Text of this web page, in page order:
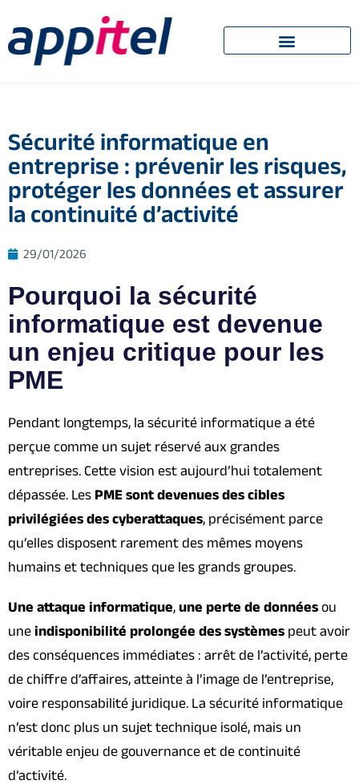
Sécurité informatique en
entreprise : prévenir les risques,
protéger les données et assurer
la continuité d’activité
29/01/2026
Pourquoi la sécurité
informatique est devenue
un enjeu critique pour les
PME
Pendant longtemps, la sécurité informatique a été
perçue comme un sujet réservé aux grandes
entreprises. Cette vision est aujourd’hui totalement
dépassée. Les PME sont devenues des cibles
privilégiées des cyberattaques, précisément parce
qu’elles disposent rarement des mêmes moyens
humains et techniques que les grands groupes.
Une attaque informatique, une perte de données ou
une indisponibilité prolongée des systèmes peut avoir
des conséquences immédiates : arrêt de l’activité, perte
de chiffre d’affaires, atteinte à l’image de l’entreprise,
voire responsabilité juridique. La sécurité informatique
n’est donc plus un sujet technique isolé, mais un
véritable enjeu de gouvernance et de continuité
d’activité.